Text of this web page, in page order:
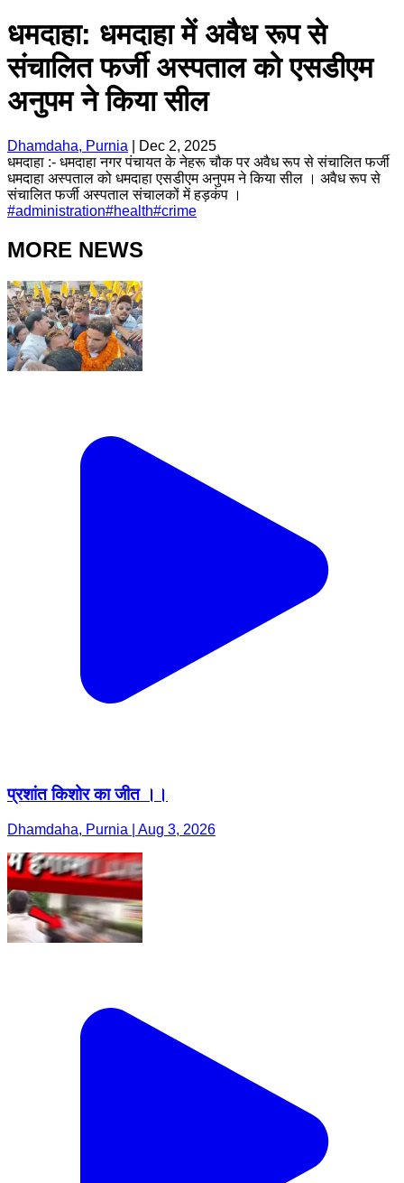
धमदाहा: धमदाहा में अवैध रूप से
संचालित फर्जी अस्पताल को एसडीएम
अनुपम ने किया सील
Dhamdaha, Purnia
Dec 2, 2025
धमदाहा :- धमदाहा नगर पंचायत के नेहरू चौक पर अवैध रूप से संचालित फर्जी
धमदाहा अस्पताल को धमदाहा एसडीएम अनुपम ने किया सील । अवैध रूप से
संचालित फर्जी अस्पताल संचालकों में हड़कंप ।
#administration#health#crime
MORE NEWS
प्रशांत किशोर का जीत ।।
Dhamdaha, Purnia | Aug 3, 2026